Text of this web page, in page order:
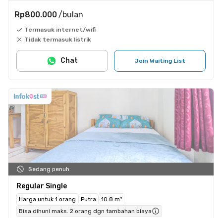
Rp800.000 /bulan
Termasuk internet/wifi
Tidak termasuk listrik
Join Waiting List
Chat
Sedang penuh
Regular Single
Harga untuk 1 orang Putra
10.8 m²
Bisa dihuni maks. 2 orang dgn tambahan biaya